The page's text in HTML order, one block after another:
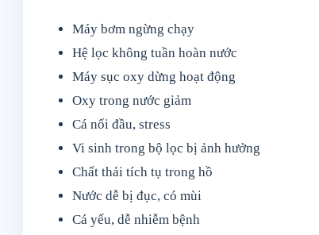
Máy bơm ngừng chạy
Hệ lọc không tuần hoàn nước
Máy sục oxy dừng hoạt động
Oxy trong nước giảm
Cá nổi đầu, stress
Vi sinh trong bộ lọc bị ảnh hưởng
Chất thải tích tụ trong hồ
Nước dễ bị đục, có mùi
Cá yếu, dễ nhiễm bệnh